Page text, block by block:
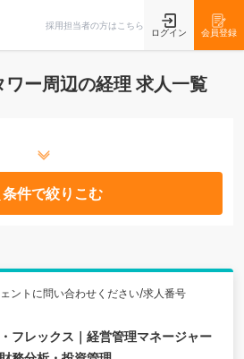
採用担当者の方はこちら
ログイン 会員登録
ー周辺の経理 求人一覧
条件で絞りこむ
ントに問い合わせください/求人番号
フレックス｜経営管理マネージャー